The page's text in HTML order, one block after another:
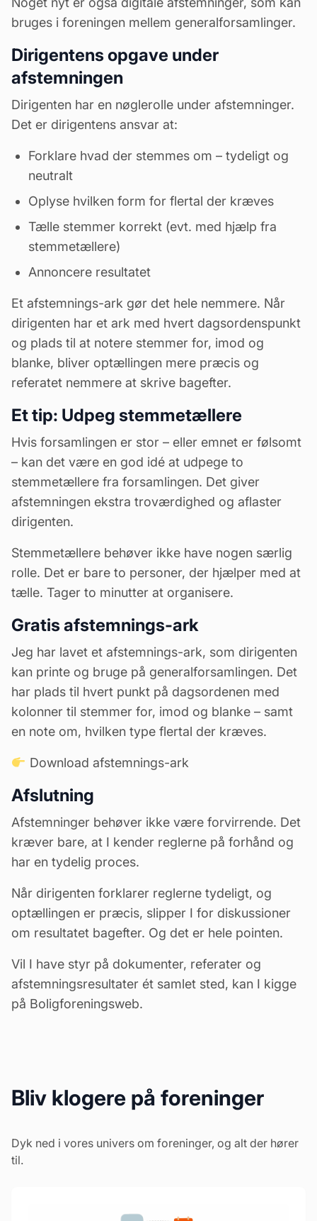
bruges i foreningen mellem generalforsamlinger.
Dirigentens opgave under
afstemningen
Dirigenten har en nøglerolle under afstemninger.
Det er dirigentens ansvar at:
Forklare hvad der stemmes om – tydeligt og
neutralt
Oplyse hvilken form for flertal der kræves
Tælle stemmer korrekt (evt. med hjælp fra
stemmetællere)
Annoncere resultatet
Et afstemnings-ark gør det hele nemmere. Når
dirigenten har et ark med hvert dagsordenspunkt
og plads til at notere stemmer for, imod og
blanke, bliver optællingen mere præcis og
referatet nemmere at skrive bagefter.
Et tip: Udpeg stemmetællere
Hvis forsamlingen er stor – eller emnet er følsomt
– kan det være en god idé at udpege to
stemmetællere fra forsamlingen. Det giver
afstemningen ekstra troværdighed og aflaster
dirigenten.
Stemmetællere behøver ikke have nogen særlig
rolle. Det er bare to personer, der hjælper med at
tælle. Tager to minutter at organisere.
Gratis afstemnings-ark
Jeg har lavet et afstemnings-ark, som dirigenten
kan printe og bruge på generalforsamlingen. Det
har plads til hvert punkt på dagsordenen med
kolonner til stemmer for, imod og blanke – samt
en note om, hvilken type flertal der kræves.
Download afstemnings-ark
Afslutning
Afstemninger behøver ikke være forvirrende. Det
kræver bare, at I kender reglerne på forhånd og
har en tydelig proces.
Når dirigenten forklarer reglerne tydeligt, og
optællingen er præcis, slipper I for diskussioner
om resultatet bagefter. Og det er hele pointen.
Vil I have styr på dokumenter, referater og
afstemningsresultater ét samlet sted, kan I kigge
på Boligforeningsweb.
Bliv klogere på foreninger
Dyk ned i vores univers om foreninger, og alt der hører
til.